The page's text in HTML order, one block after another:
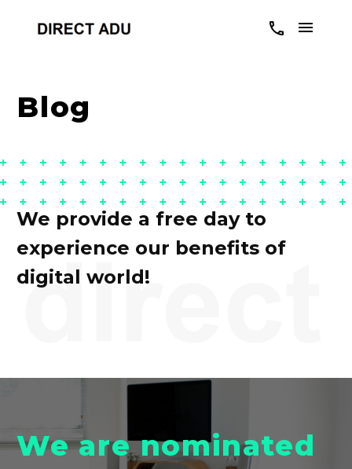
Blog
We provide a free day to
experience our benefits of
digital world!
We are nominated